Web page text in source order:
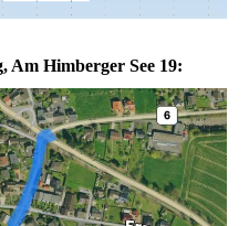
Am Himberger See 19: